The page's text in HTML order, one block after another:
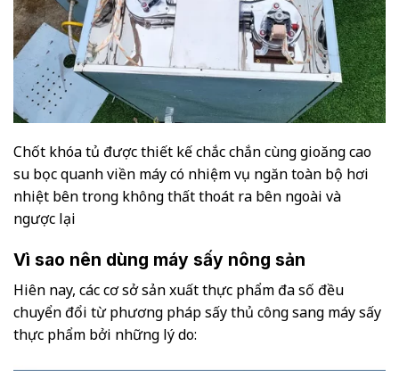
Chốt khóa tủ được thiết kế chắc chắn cùng gioăng cao
su bọc quanh viền máy có nhiệm vụ ngăn toàn bộ hơi
nhiệt bên trong không thất thoát ra bên ngoài và
ngược lại
Vì sao nên dùng máy sấy nông sản
Hiên nay, các cơ sở sản xuất thực phẩm đa số đều
chuyển đổi từ phương pháp sấy thủ công sang máy sấy
thực phẩm bởi những lý do: